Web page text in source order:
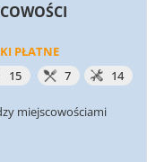
PŁATNE
15
7 14
miejscowościami